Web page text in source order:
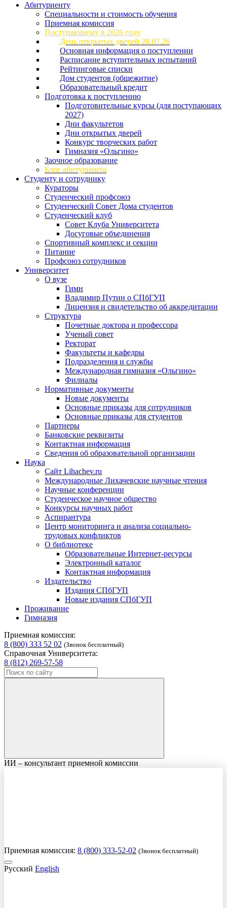
Абитуриенту
Специальности и стоимость обучения
Приемная комиссия
Поступающему в 2026 году
День открытых дверей 28.07.26
Основная информация о поступлении
Расписание вступительных испытаний
Рейтинговые списки
Дом студентов (общежитие)
Образовательный кредит
Подготовка к поступлению
Подготовительные курсы (для поступающих
2027)
Дни факультетов
Дни открытых дверей
Конкурс творческих работ
Гимназия «Ольгино»
Заочное образование
Блог абитуриента
Студенту и сотруднику
Кураторы
Студенческий профсоюз
Студенческий Совет Дома студентов
Студенческий клуб
Совет Клуба Университета
Досуговые объединения
Спортивный комплекс и секции
Питание
Профсоюз сотрудников
Университет
О вузе
Гимн
Владимир Путин о СПбГУП
Лицензия и свидетельство об аккредитации
Структура
Почетные доктора и профессора
Ученый совет
Ректорат
Факультеты и кафедры
Подразделения и службы
Международная гимназия «Ольгино»
Филиалы
Нормативные документы
Новые документы
Основные приказы для сотрудников
Основные приказы для студентов
Партнеры
Банковские реквизиты
Контактная информация
Сведения об образовательной организации
Наука
Сайт Lihachev.ru
Международные Лихачевские научные чтения
Научные конференции
Студенческое научное общество
Конкурсы научных работ
Аспирантура
Центр мониторинга и анализа социально-
трудовых конфликтов
О библиотеке
Образовательные Интернет-ресурсы
Электронный каталог
Контактная информация
Издательство
Издания СПбГУП
Новые издания СПбГУП
Проживание
Гимназия
Приемная комиссия:
8 (800) 333 52 02 (Звонок бесплатный)
Справочная Университета:
8 (812) 269-57-58
ИИ – консультант приемной комиссии
Приемная комиссия: 8 (800) 333-52-02 (Звонок бесплатный)
Русский English